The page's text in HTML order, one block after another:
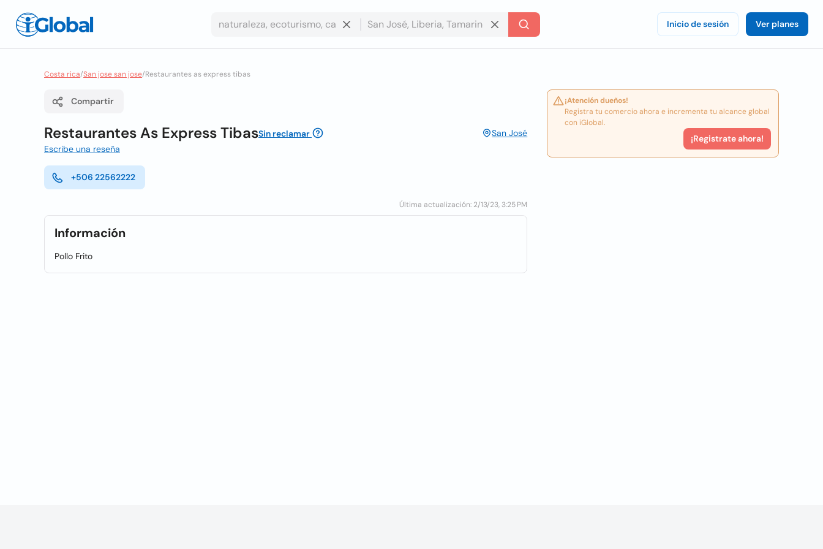
Inicio de sesión Ver planes
Costa rica/San jose san jose/Restaurantes as express tibas
Compartir
Restaurantes As Express TibasSin reclamar
San José
Escribe una reseña
+506 22562222
Última actualización: 2/13/23, 3:25 PM
Información
Pollo Frito
¡Atención dueños!
Registra tu comercio ahora e incrementa tu alcance global
con iGlobal.
¡Registrate ahora!